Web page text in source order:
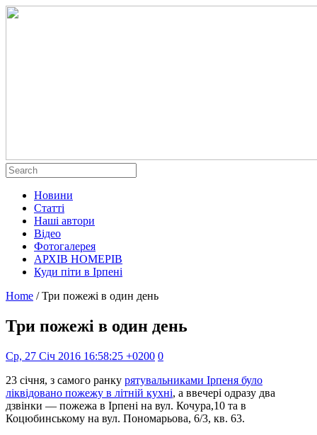
Новини
Статті
Наші автори
Відео
Фотогалерея
АРХІВ НОМЕРІВ
Куди піти в Ірпені
Home / Три пожежі в один день
Три пожежі в один день
Ср, 27 Січ 2016 16:58:25 +0200 0
23 січня, з самого ранку рятувальниками Ірпеня було
ліквідовано пожежу в літній кухні, а ввечері одразу два
дзвінки — пожежа в Ірпені на вул. Кочура,10 та в
Коцюбинському на вул. Пономарьова, 6/3, кв. 63.